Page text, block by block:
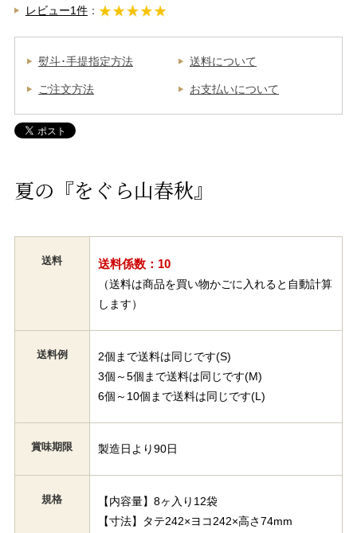
レビュー1件：
熨斗･手提指定方法 送料について
ご注文方法 お支払いについて
夏の『をぐら山春秋』
送料 送料係数：10
（送料は商品を買い物かごに入れると自動計算
します）
送料例
2個まで送料は同じです(S)
3個～5個まで送料は同じです(M)
6個～10個まで送料は同じです(L)
賞味期限 製造日より90日
規格
【内容量】8ヶ入り12袋
【寸法】タテ242×ヨコ242×高さ74mm